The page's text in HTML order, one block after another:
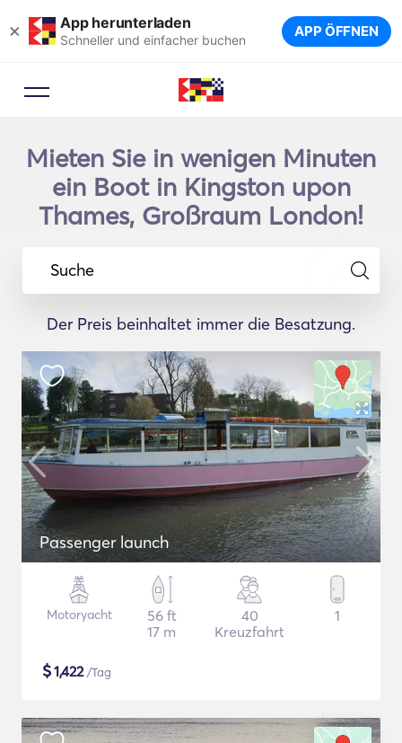
× App herunterladen
Schneller und einfacher buchen APP ÖFFNEN
Mieten Sie in wenigen Minuten
ein Boot in Kingston upon
Thames, Großraum London!
Suche
Der Preis beinhaltet immer die Besatzung.
Passenger launch
Motoryacht
56 ft
17 m
40
Kreuzfahrt
1
$1,422/Tag